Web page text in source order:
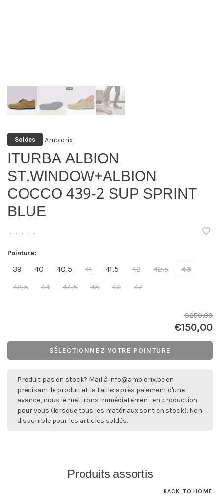
Soldes Ambiorix
ITURBA ALBION
ST.WINDOW+ALBION
COCCO 439-2 SUP SPRINT
BLUE
• • • • •
Pointure:
39 40 40,5 41 41,5 42 42,5
43
43,5
44 44,5 45 46 47
€250,00
€150,00
SÉLECTIONNEZ VOTRE POINTURE
Produit pas en stock? Mail à info@ambiorix.be en
précisant le produit et la taille: après paiement d'une
avance, nous le mettrons immédiatement en production
pour vous (lorsque tous les matériaux sont en stock). Non
disponible pour les articles soldés.
Produits assortis
BACK TO HOME